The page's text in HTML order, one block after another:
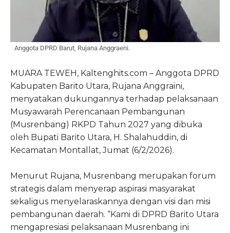
Anggota DPRD Barut, Rujana Anggraeni.
MUARA TEWEH, Kaltenghits.com – Anggota DPRD
Kabupaten Barito Utara, Rujana Anggraini,
menyatakan dukungannya terhadap pelaksanaan
Musyawarah Perencanaan Pembangunan
(Musrenbang) RKPD Tahun 2027 yang dibuka
oleh Bupati Barito Utara, H. Shalahuddin, di
Kecamatan Montallat, Jumat (6/2/2026).
Menurut Rujana, Musrenbang merupakan forum
strategis dalam menyerap aspirasi masyarakat
sekaligus menyelaraskannya dengan visi dan misi
pembangunan daerah. “Kami di DPRD Barito Utara
mengapresiasi pelaksanaan Musrenbang ini